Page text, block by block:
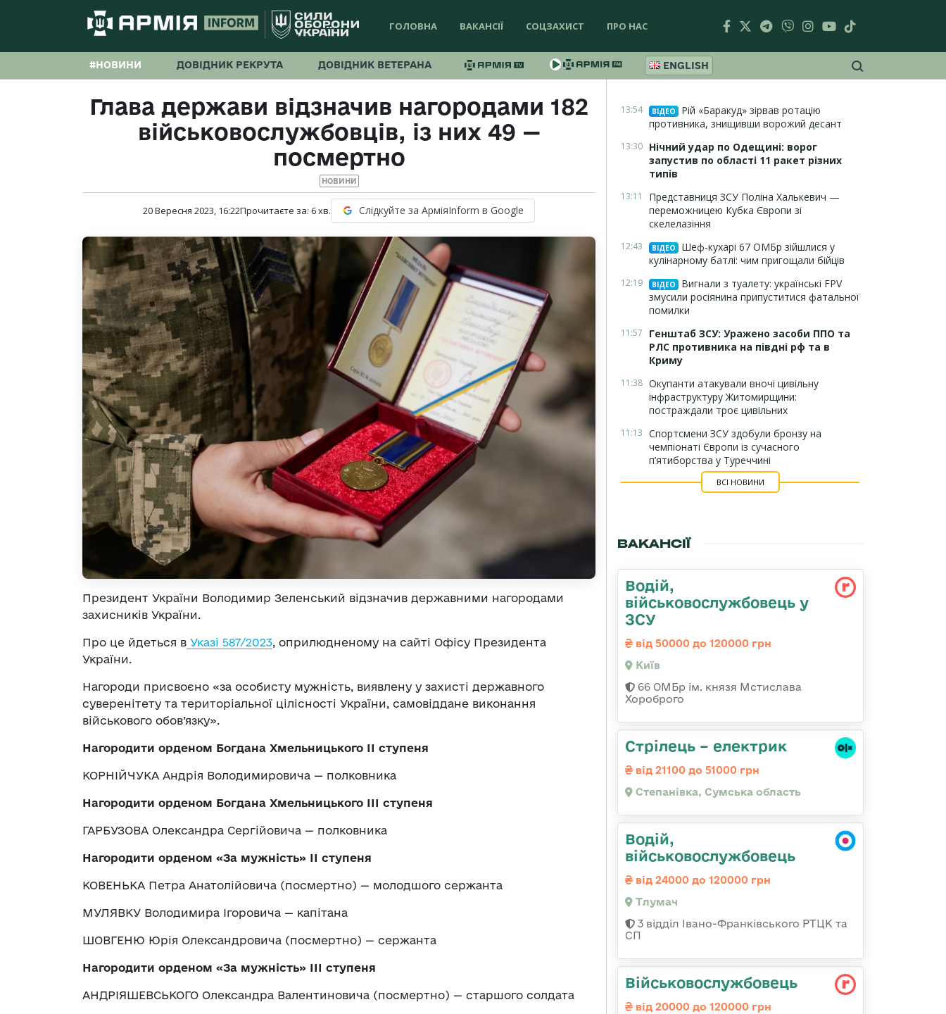
ГОЛОВНА ВАКАНСІЇ СОЦЗАХИСТ ПРО НАС
#НОВИНИ ДОВІДНИК РЕКРУТА ДОВІДНИК ВЕТЕРАНА ENGLISH
Глава держави відзначив нагородами 182
військовослужбовців, із них 49 —
посмертно
НОВИНИ
20 Вересня 2023, 16:22Прочитаєте за: 6хв. Слідкуйте за АрміяInform в Google
Президент України Володимир Зеленський відзначив державними нагородами
захисників України.
Про це йдеться в Указі 587/2023, оприлюдненому на сайті Офісу Президента
України.
Нагороди присвоєно «за особисту мужність, виявлену у захисті державного
суверенітету та територіальної цілісності України, самовіддане виконання
військового обов’язку».
Нагородити орденом Богдана Хмельницького ІІ ступеня
КОРНІЙЧУКА Андрія Володимировича — полковника
Нагородити орденом Богдана Хмельницького ІІІ ступеня
ГАРБУЗОВА Олександра Сергійовича — полковника
Нагородити орденом «За мужність» ІІ ступеня
КОВЕНЬКА Петра Анатолійовича (посмертно) — молодшого сержанта
МУЛЯВКУ Володимира Ігоровича — капітана
ШОВГЕНЮ Юрія Олександровича (посмертно) — сержанта
Нагородити орденом «За мужність» ІІІ ступеня
АНДРІЯШЕВСЬКОГО Олександра Валентиновича (посмертно) — старшого солдата
13:54 ВІДЕО
Рій «Баракуд» зірвав ротацію
противника, знищивши ворожий десант
13:30 Нічний удар по Одещині: ворог
запустив по області 11 ракет різних
типів
13:11
Представниця ЗСУ Поліна Халькевич —
переможницею Кубка Європи зі
скелелазіння
12:43 ВІДЕО
Шеф-кухарі 67 ОМБр зійшлися у
кулінарному батлі: чим пригощали бійців
12:19 ВІДЕО
Вигнали з туалету: українські FPV
змусили росіянина припуститися фатальної
помилки
11:57
Генштаб ЗСУ: Уражено засоби ППО та
РЛС противника на півдні рф та в
Криму
11:38 Окупанти атакували вночі цивільну
інфраструктуру Житомирщини:
постраждали троє цивільних
11:13 Спортсмени ЗСУ здобули бронзу на
чемпіонаті Європи із сучасного
п’ятиборства у Туреччині
ВСІ НОВИНИ
ВАКАНСІЇ
Водій,
військовослужбовець у
ЗСУ
від 50000 до 120000 грн
Київ
66 ОМБр ім. князя Мстислава
Хороброго
Стрілець – електрик
від 21100 до 51000 грн
Степанівка, Сумська область
Водій,
військовослужбовець
від 24000 до 120000 грн
Тлумач
3 відділ Івано-Франківського РТЦК та
СП
Військовослужбовець
від 20000 до 120000 грн